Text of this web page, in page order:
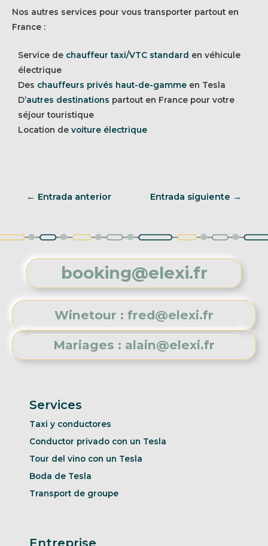
Nos autres services pour vous transporter partout en
France :
Service de chauffeur taxi/VTC standard en véhicule
électrique
Des chauffeurs privés haut-de-gamme en Tesla
D’autres destinations partout en France pour votre
séjour touristique
Location de voiture électrique
Navegación
entradas
← Entrada anterior Entrada siguiente →
booking@elexi.fr
Winetour : fred@elexi.fr
Mariages : alain@elexi.fr
Services
Taxi y conductores
Conductor privado con un Tesla
Tour del vino con un Tesla
Boda de Tesla
Transport de groupe
Entreprise